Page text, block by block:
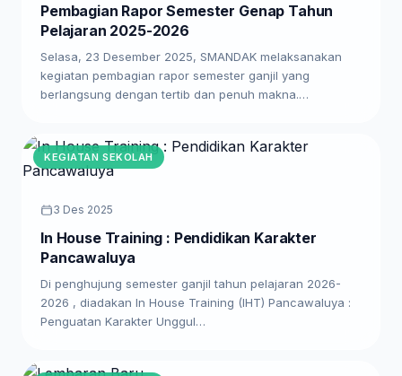
Pembagian Rapor Semester Genap Tahun
Pelajaran 2025-2026
Selasa, 23 Desember 2025, SMANDAK melaksanakan
kegiatan pembagian rapor semester ganjil yang
berlangsung dengan tertib dan penuh makna.…
KEGIATAN SEKOLAH
3 Des 2025
In House Training : Pendidikan Karakter
Pancawaluya
Di penghujung semester ganjil tahun pelajaran 2026-
2026 , diadakan In House Training (IHT) Pancawaluya :
Penguatan Karakter Unggul…